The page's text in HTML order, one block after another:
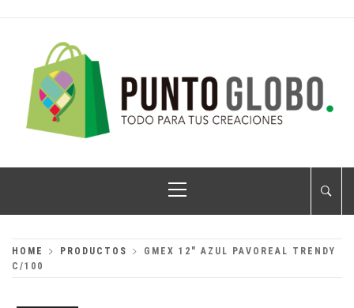
PUNTO GLOBO
Menu
HOME PRODUCTOS
GMEX 12″ AZUL PAVOREAL TRENDY
C/100